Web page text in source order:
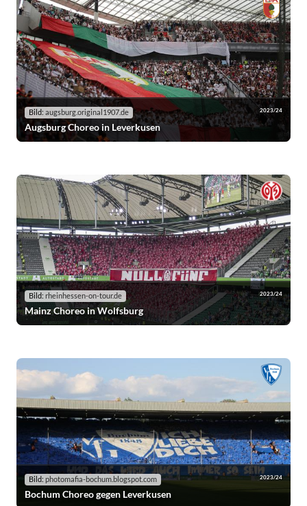
Bild: augsburg.original1907.de 2023/24
Augsburg Choreo in Leverkusen
Bild: rheinhessen-on-tour.de 2023/24
Mainz Choreo in Wolfsburg
Bild: photomafia-bochum.blogspot.com 2023/24
Bochum Choreo gegen Leverkusen